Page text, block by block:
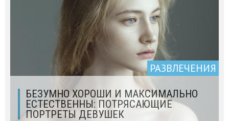
РАЗВЛЕЧЕНИЯ
БЕЗУМНО ХОРОШИ И МАКСИМАЛЬНО
ЕСТЕСТВЕННЫ: ПОТРЯСАЮЩИЕ
ПОРТРЕТЫ ДЕВУШЕК